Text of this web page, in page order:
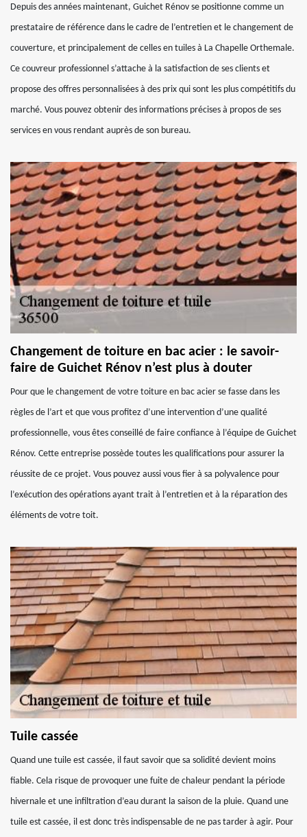
Depuis des années maintenant, Guichet Rénov se positionne comme un
prestataire de référence dans le cadre de l’entretien et le changement de
couverture, et principalement de celles en tuiles à La Chapelle Orthemale.
Ce couvreur professionnel s’attache à la satisfaction de ses clients et
propose des offres personnalisées à des prix qui sont les plus compétitifs du
marché. Vous pouvez obtenir des informations précises à propos de ses
services en vous rendant auprès de son bureau.
Changement de toiture en bac acier : le savoir-
faire de Guichet Rénov n’est plus à douter
Pour que le changement de votre toiture en bac acier se fasse dans les
règles de l’art et que vous profitez d’une intervention d’une qualité
professionnelle, vous êtes conseillé de faire confiance à l’équipe de Guichet
Rénov. Cette entreprise possède toutes les qualifications pour assurer la
réussite de ce projet. Vous pouvez aussi vous fier à sa polyvalence pour
l’exécution des opérations ayant trait à l’entretien et à la réparation des
éléments de votre toit.
Tuile cassée
Quand une tuile est cassée, il faut savoir que sa solidité devient moins
fiable. Cela risque de provoquer une fuite de chaleur pendant la période
hivernale et une infiltration d’eau durant la saison de la pluie. Quand une
tuile est cassée, il est donc très indispensable de ne pas tarder à agir. Pour